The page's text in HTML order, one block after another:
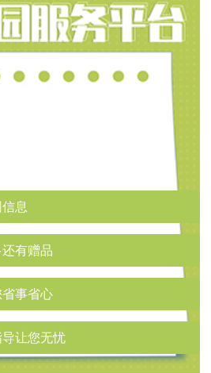
息
有赠品
事省心
让您无忧